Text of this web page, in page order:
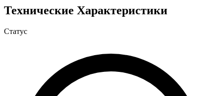
Технические Характеристики
Статус